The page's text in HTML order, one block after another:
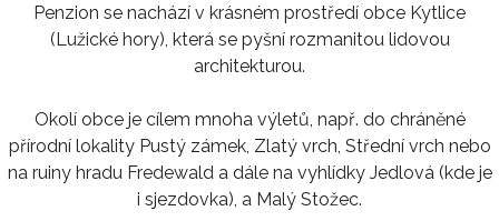
Penzion se nachází v krásném prostředí obce Kytlice
(Lužické hory), která se pyšní rozmanitou lidovou
architekturou.
Okolí obce je cílem mnoha výletů, např. do chráněné
přírodní lokality Pustý zámek, Zlatý vrch, Střední vrch nebo
na ruiny hradu Fredewald a dále na vyhlídky Jedlová (kde je
i sjezdovka), a Malý Stožec.